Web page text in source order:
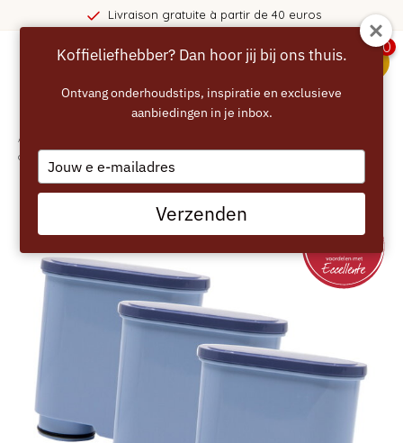
de 40 euros 365 jours
0
Accueil
compatibles avec Philips Saeco
Koffieliefhebber? Dan hoor jij bij ons thuis.
Ontvang onderhoudstips, inspiratie en exclusieve
aanbiedingen in je inbox.
Type
your
email
Verzenden